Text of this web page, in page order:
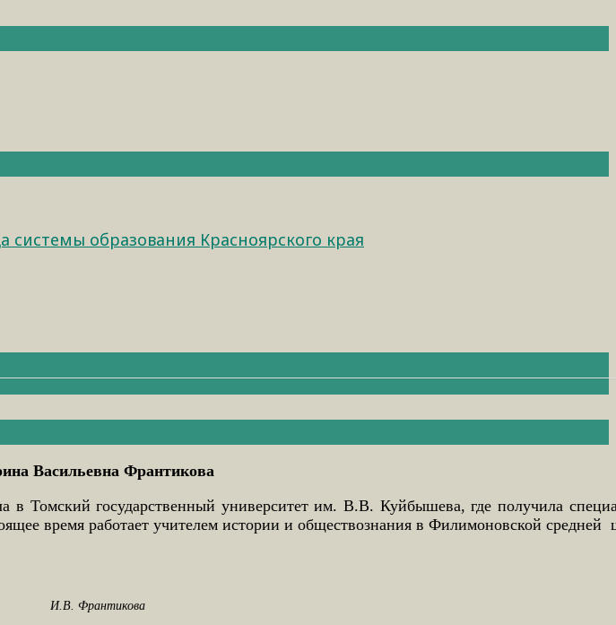
системы образования Красноярского края
Васильевна Франтикова
государственный университет им. В.В. Куйбышева, где получила
время работает учителем истории и обществознания в Филимоновской средней
И.В. Франтикова